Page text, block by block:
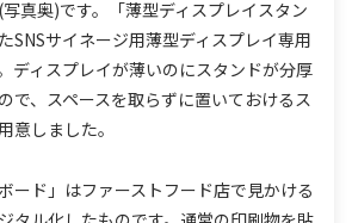
真奥)です。
「薄型ディスプレイスタン
SNSサイネージ用薄型ディスプレイ専用
ディスプレイが薄いのにスタンドが分厚
で、スペースを取らずに置いておけるス
意しました。
ード」はファーストフード店で見かける